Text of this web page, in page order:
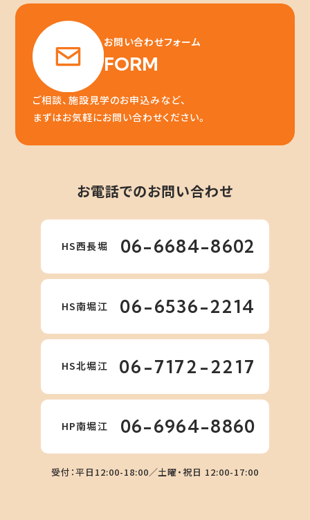
お問い合わせフォーム
FORM
ご相談、施設見学のお申込みなど、
まずはお気軽にお問い合わせください。
お電話でのお問い合わせ
HS西長堀 06-6684-8602
HS南堀江 06-6536-2214
HS北堀江 06-7172-2217
HP南堀江 06-6964-8860
受付：平日12:00-18:00／土曜・祝日 12:00-17:00